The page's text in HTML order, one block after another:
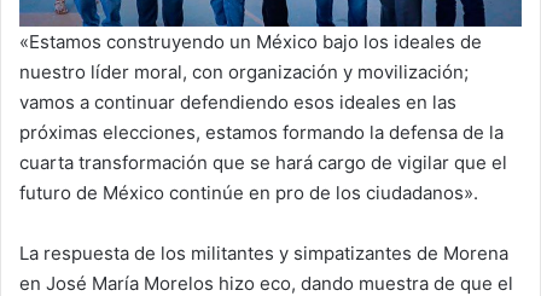
«Estamos construyendo un México bajo los ideales de
nuestro líder moral, con organización y movilización;
vamos a continuar defendiendo esos ideales en las
próximas elecciones, estamos formando la defensa de la
cuarta transformación que se hará cargo de vigilar que el
futuro de México continúe en pro de los ciudadanos».
La respuesta de los militantes y simpatizantes de Morena
en José María Morelos hizo eco, dando muestra de que el